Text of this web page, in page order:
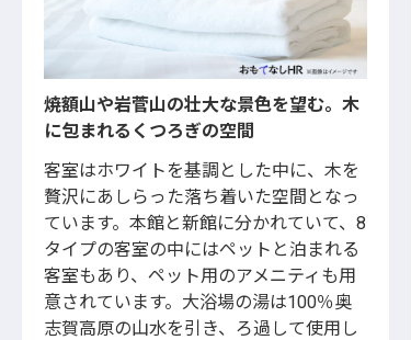
焼額山や岩菅山の壮大な景色を望む。木
に包まれるくつろぎの空間
客室はホワイトを基調とした中に、木を
贅沢にあしらった落ち着いた空間となっ
ています。本館と新館に分かれていて、8
タイプの客室の中にはペットと泊まれる
客室もあり、ペット用のアメニティも用
意されています。大浴場の湯は100％奥
志賀高原の山水を引き、ろ過して使用し